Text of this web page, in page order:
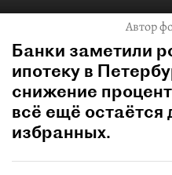
Автор
Банки заметили
ипотеку в
снижение
всё ещё остаётся
избранных.